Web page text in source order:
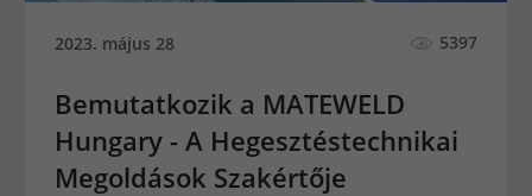
2023. május 28 5397
Bemutatkozik a MATEWELD
Hungary - A Hegesztéstechnikai
Megoldások Szakértője